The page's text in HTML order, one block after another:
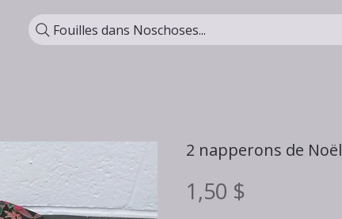
Fouilles dans Noschoses...
2 napperons de Noël
1,50 $